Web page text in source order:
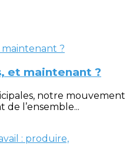
et maintenant ?
notre mouvement
de l’ensemble...